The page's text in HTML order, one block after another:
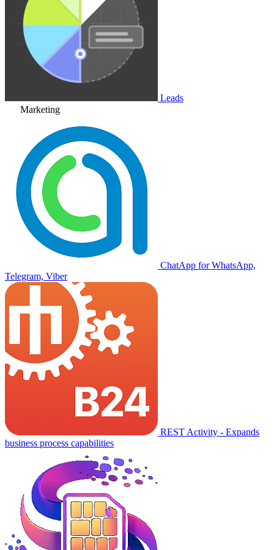
Leads
Marketing
ChatApp for WhatsApp,
Telegram, Viber
REST Activity - Expands
business process capabilities